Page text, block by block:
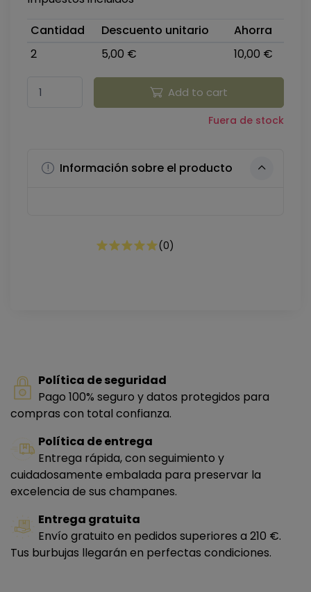
Cantidad
Descuento unitario
Ahorra
2
5,00 € 10,00 €
Add to cart
Fuera de stock
Información sobre el producto
(0)
Política de seguridad
Pago 100% seguro y datos protegidos para
compras con total confianza.
Política de entrega
Entrega rápida, con seguimiento y
cuidadosamente embalada para preservar la
excelencia de sus champanes.
Entrega gratuita
Envío gratuito en pedidos superiores a 210 €.
Tus burbujas llegarán en perfectas condiciones.